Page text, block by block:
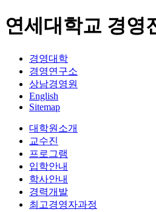
연세대학교 경영
경영대학
경영연구소
상남경영원
English
Sitemap
대학원소개
교수진
프로그램
입학안내
학사안내
경력개발
최고경영자과정